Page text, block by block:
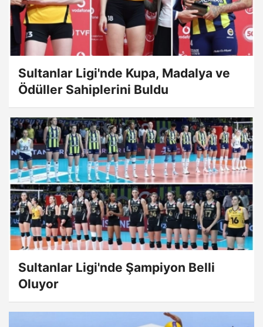
Sultanlar Ligi'nde Kupa, Madalya ve
Ödüller Sahiplerini Buldu
Sultanlar Ligi'nde Şampiyon Belli
Oluyor